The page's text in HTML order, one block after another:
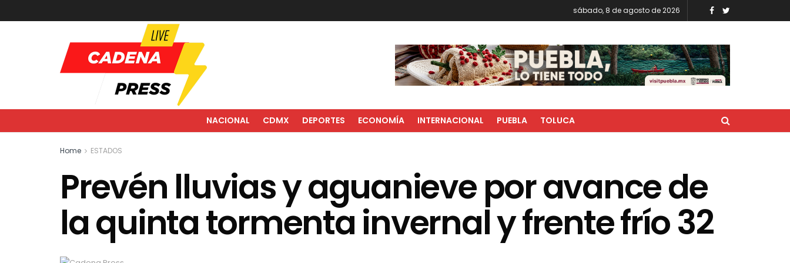
sábado, 8 de agosto de 2026
NACIONAL CDMX DEPORTES ECONOMÍA INTERNACIONAL PUEBLA TOLUCA
Home ESTADOS
Prevén lluvias y aguanieve por avance de
la quinta tormenta invernal y frente frío 32